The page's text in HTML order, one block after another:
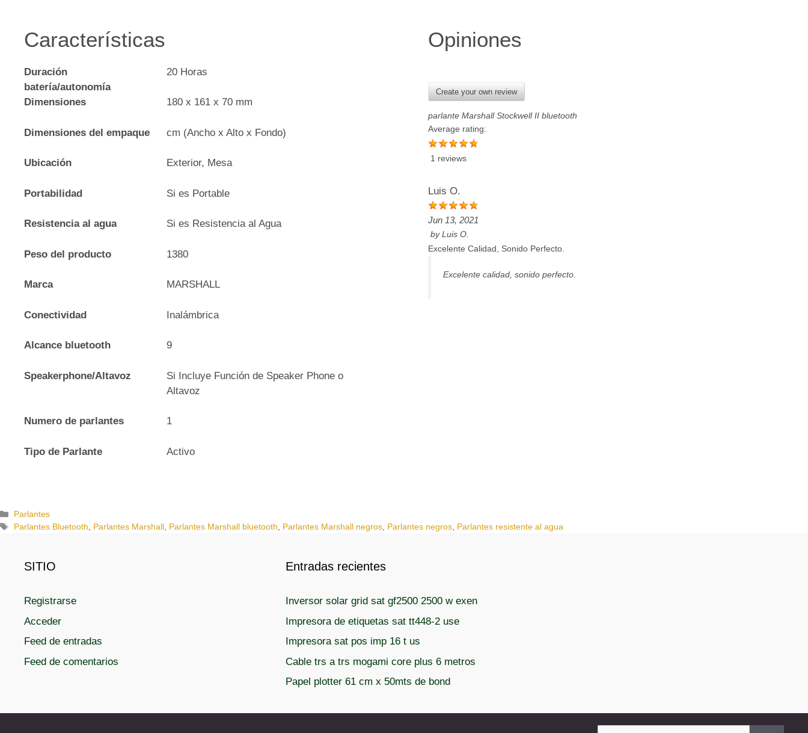
Características
Duración
batería/autonomía
20 Horas
Dimensiones 180 x 161 x 70 mm
Dimensiones del empaque cm (Ancho x Alto x Fondo)
Ubicación Exterior, Mesa
Portabilidad Si es Portable
Resistencia al agua Si es Resistencia al Agua
Peso del producto 1380
Marca MARSHALL
Conectividad Inalámbrica
Alcance bluetooth 9
Speakerphone/Altavoz
Si Incluye Función de Speaker Phone o
Altavoz
Numero de parlantes 1
Tipo de Parlante Activo
Opiniones
Create your own review
parlante Marshall Stockwell II bluetooth
Average rating:
1 reviews
Luis O.
Jun 13, 2021
byLuis O.
Excelente Calidad, Sonido Perfecto.
Excelente calidad, sonido perfecto.
C
a
Parlantes
E
Parlantes Bluetooth, Parlantes Marshall, Parlantes Marshall bluetooth, Parlantes Marshall negros, Parlantes negros, Parlantes resistente al agua
SITIO
Registrarse
Acceder
Feed de entradas
Feed de comentarios
Entradas recientes
Inversor solar grid sat gf2500 2500 w exen
Impresora de etiquetas sat tt448-2 use
Impresora sat pos imp 16 t us
Cable trs a trs mogami core plus 6 metros
Papel plotter 61 cm x 50mts de bond